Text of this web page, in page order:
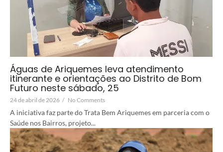
Águas de Ariquemes leva atendimento
itinerante e orientações ao Distrito de Bom
Futuro neste sábado, 25
24 de abril de 2026 / No Comments
A iniciativa faz parte do Trata Bem Ariquemes em parceria com o
Saúde nos Bairros, projeto...